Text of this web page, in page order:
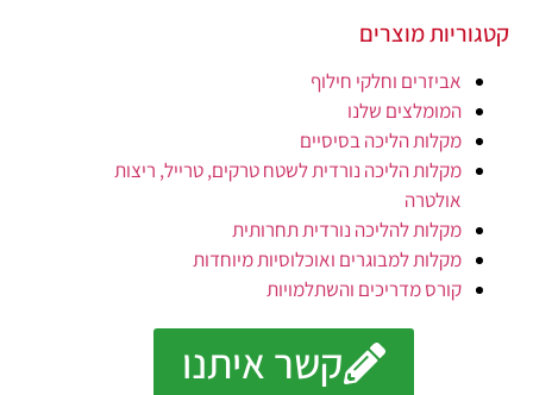
קטגוריות מוצרים
אביזרים וחלקי חילוף
המומלצים שלנו
מקלות הליכה בסיסיים
מקלות הליכה נורדית לשטח טרקים, טרייל, ריצות
אולטרה
מקלות להליכה נורדית תחרותית
מקלות למבוגרים ואוכלוסיות מיוחדות
קורס מדריכים והשתלמויות
קשר איתנו